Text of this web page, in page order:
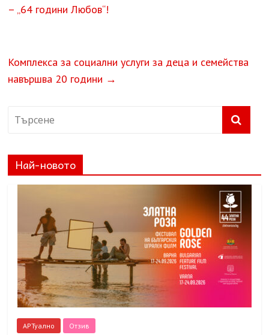
– „64 години Любов“!
Комплекса за социални услуги за деца и семейства
навършва 20 години →
Най-новото
АРТуално Отзив